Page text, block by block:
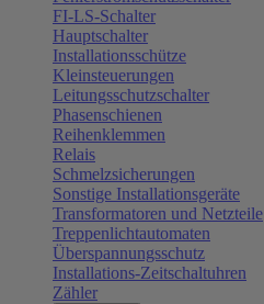
FI-LS-Schalter
Hauptschalter
Installationsschütze
Kleinsteuerungen
Leitungsschutzschalter
Phasenschienen
Reihenklemmen
Relais
Schmelzsicherungen
Sonstige Installationsgeräte
Transformatoren und Netzteile
Treppenlichtautomaten
Überspannungsschutz
Installations-Zeitschaltuhren
Zähler